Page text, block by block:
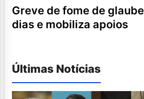
greve de fome de glauber completa 8
dias e mobiliza apoios
Últimas Notícias